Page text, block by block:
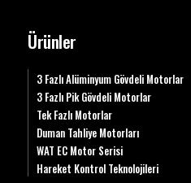
Ürünler
3 Fazlı Alüminyum Gövdeli Motorlar
3 Fazlı Pik Gövdeli Motorlar
Tek Fazlı Motorlar
Duman Tahliye Motorları
WAT EC Motor Serisi
Hareket Kontrol Teknolojileri